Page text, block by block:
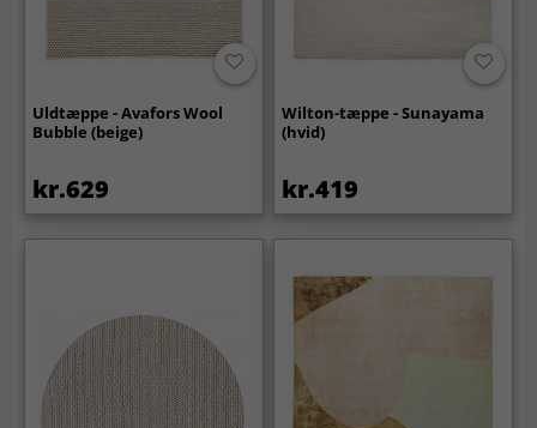
Uldtæppe - Avafors Wool
Bubble (beige)
kr.629
Wilton-tæppe - Sunayama
(hvid)
kr.419